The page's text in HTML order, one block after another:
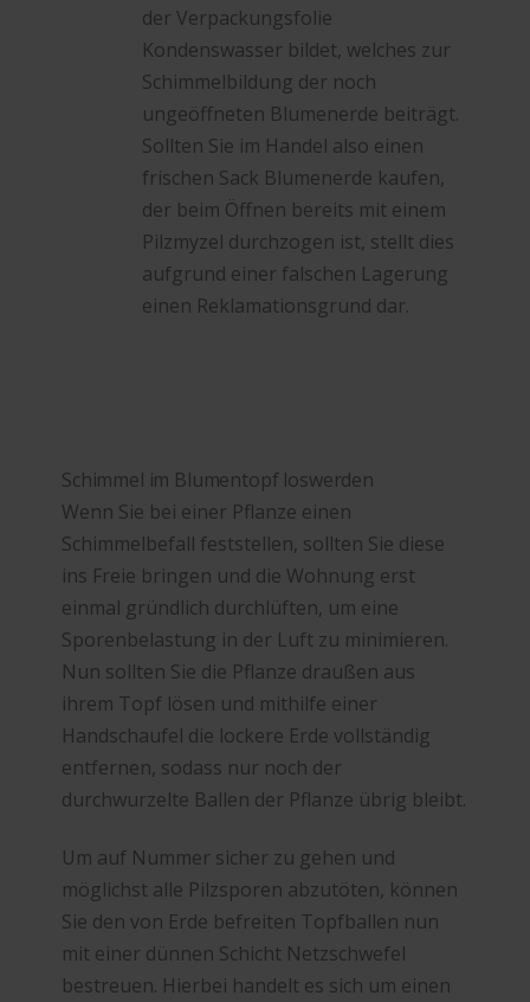
der Verpackungsfolie
Kondenswasser bildet, welches zur
Schimmelbildung der noch
ungeöffneten Blumenerde beiträgt.
Sollten Sie im Handel also einen
frischen Sack Blumenerde kaufen,
der beim Öffnen bereits mit einem
Pilzmyzel durchzogen ist, stellt dies
aufgrund einer falschen Lagerung
einen Reklamationsgrund dar.
Schimmel im Blumentopf loswerden
Wenn Sie bei einer Pflanze einen
Schimmelbefall feststellen, sollten Sie diese
ins Freie bringen und die Wohnung erst
einmal gründlich durchlüften, um eine
Sporenbelastung in der Luft zu minimieren.
Nun sollten Sie die Pflanze draußen aus
ihrem Topf lösen und mithilfe einer
Handschaufel die lockere Erde vollständig
entfernen, sodass nur noch der
durchwurzelte Ballen der Pflanze übrig bleibt.
Um auf Nummer sicher zu gehen und
möglichst alle Pilzsporen abzutöten, können
Sie den von Erde befreiten Topfballen nun
mit einer dünnen Schicht Netzschwefel
bestreuen. Hierbei handelt es sich um einen